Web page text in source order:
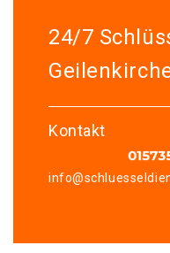
24/7
Kontakt